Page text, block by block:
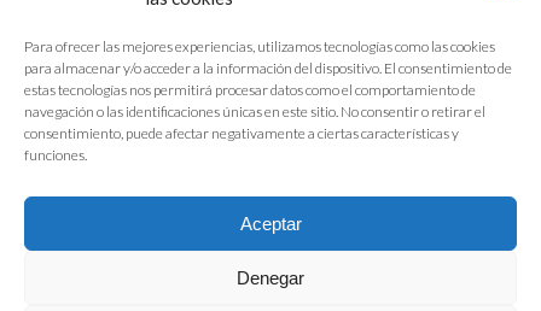
Para ofrecer las mejores experiencias, utilizamos tecnologías como las cookies
para almacenar y/o acceder a la información del dispositivo. El consentimiento de
estas tecnologías nos permitirá procesar datos como el comportamiento de
navegación o las identificaciones únicas en este sitio. No consentir o retirar el
consentimiento, puede afectar negativamente a ciertas características y
funciones.
Aceptar
Denegar